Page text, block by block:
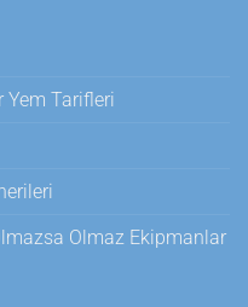
Yem Tarifleri
Olmaz Ekipmanlar